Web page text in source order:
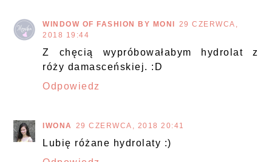
WINDOW OF FASHION BY MONI
29 CZERWCA,
2018 19:44
Z chęcią wypróbowałabym hydrolat z
róży damasceńskiej. :D
Odpowiedz
IWONA 29 CZERWCA, 2018 20:41
Lubię różane hydrolaty :)